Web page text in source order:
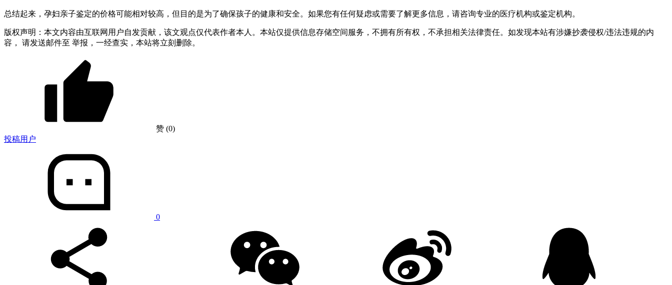
总结起来，孕妇亲子鉴定的价格可能相对较高，但目的是为了确保孩子的健康和安全。如果您有任何疑虑或需要了解更多信息，请咨询专业的医疗机构或鉴定机构。
版权声明：本文内容由互联网用户自发贡献，该文观点仅代表作者本人。本站仅提供信息存储空间服务，不拥有所有权，不承担相关法律责任。如发现本站有涉嫌抄袭侵权/违法违规的内
容， 请发送邮件至 举报，一经查实，本站将立刻删除。
赞 (0)
投稿用户
0